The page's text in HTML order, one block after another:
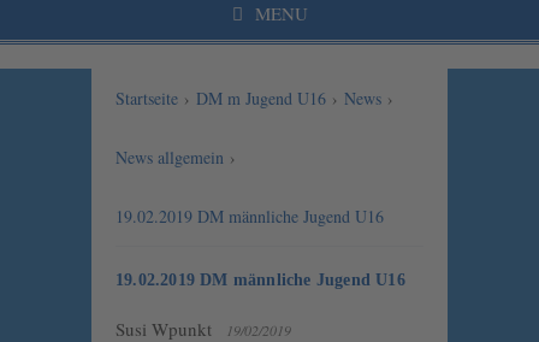
MENU
Startseite › DM m Jugend U16 › News ›
News allgemein ›
19.02.2019 DM männliche Jugend U16
19.02.2019 DM männliche Jugend U16
Susi Wpunkt 19/02/2019